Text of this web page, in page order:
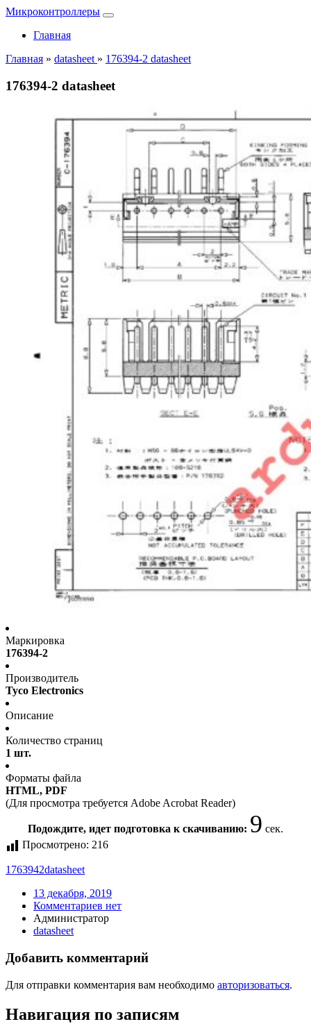
Микроконтроллеры
Главная
Главная » datasheet » 176394-2 datasheet
176394-2 datasheet
Маркировка
176394-2
Производитель
Tyco Electronics
Описание
Количество страниц
1 шт.
Форматы файла
HTML, PDF
(Для просмотра требуется Adobe Acrobat Reader)
Подождите, идет подготовка к скачиванию: 9 сек.
Просмотрено: 216
1763942datasheet
13 декабря, 2019
Комментариев нет
Администратор
datasheet
Добавить комментарий
Для отправки комментария вам необходимо авторизоваться.
Навигация по записям